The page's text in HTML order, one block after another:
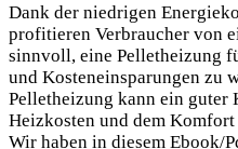
Dank der niedrigen
profitieren Verbraucher von
sinnvoll, eine Pelletheizung
und Kosteneinsparungen zu
Pelletheizung kann ein guter
Heizkosten und dem
Wir haben in diesem Ebook/